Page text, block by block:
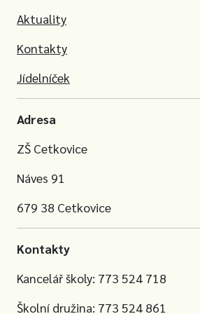
Aktuality
Kontakty
Jídelníček
Adresa
ZŠ Cetkovice
Náves 91
679 38 Cetkovice
Kontakty
Kancelář školy: 773 524 718
Školní družina: 773 524 861